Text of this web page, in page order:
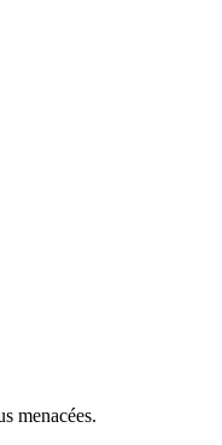
menacées.